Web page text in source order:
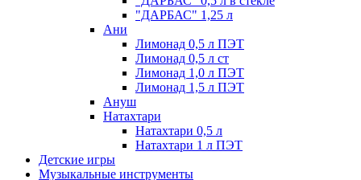
"ДАРБАС" 1,25 л
Ани
Лимонад 0,5 л ПЭТ
Лимонад 0,5 л ст
Лимонад 1,0 л ПЭТ
Лимонад 1,5 л ПЭТ
Ануш
Натахтари
Натахтари 0,5 л
Натахтари 1 л ПЭТ
Детские игры
Музыкальные инструменты